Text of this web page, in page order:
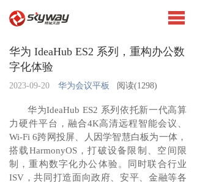
华为 IdeaHub ES2 系列，重构办公数
字化体验
2023-09-20 华为会议平板 阅读(1298)
华为IdeaHub ES2 系列依托新一代高算
力硬件平台，融合4K高清远程智能会议、
Wi-Fi 6跨网投屏、人因学智慧白板为一体，
搭载HarmonyOS，打破设备限制、空间限
制，重构数字化办公体验。同时联合行业
ISV，共同打造面向政府、安平、金融等各